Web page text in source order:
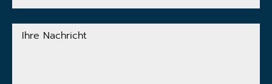
Adresse
Ihre
Nachricht